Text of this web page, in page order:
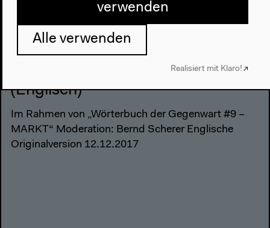
Audio – 0:22:19
Gespräch mit Karin Knorr-Cetina,
Philip Mirowski, Nick Srnicek
(Englisch)
Im Rahmen von „Wörterbuch der Gegenwart #9 –
MARKT“ Moderation: Bernd Scherer Englische
Originalversion 12.12.2017
verwenden
Alle verwenden
Realisiert mit Klaro!